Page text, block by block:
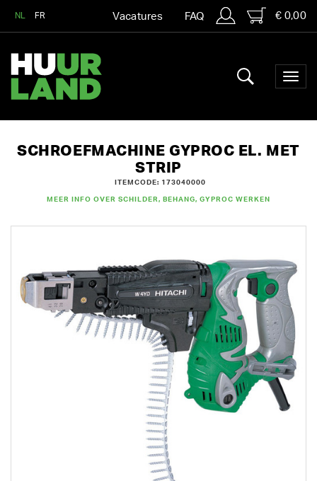
NL FR Vacatures FAQ € 0,00
SCHROEFMACHINE GYPROC EL. MET
STRIP
ITEMCODE: 173040000
MEER INFO OVER SCHILDER, BEHANG, GYPROC WERKEN